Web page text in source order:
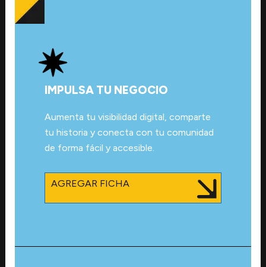
IMPULSA TU NEGOCIO
Aumenta tu visibilidad digital, comparte
tu historia y conecta con tu comunidad
de forma fácil y accesible.
AGREGAR FICHA